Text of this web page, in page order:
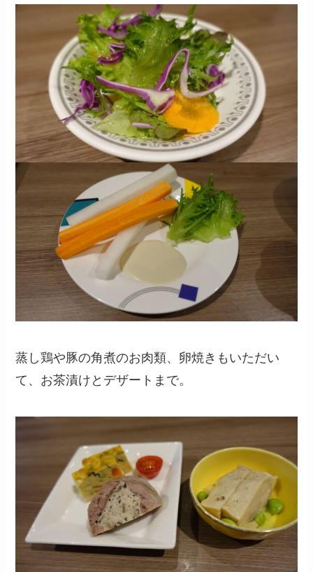
蒸し鶏や豚の角煮のお肉類、卵焼きもいただい
て、お茶漬けとデザートまで。